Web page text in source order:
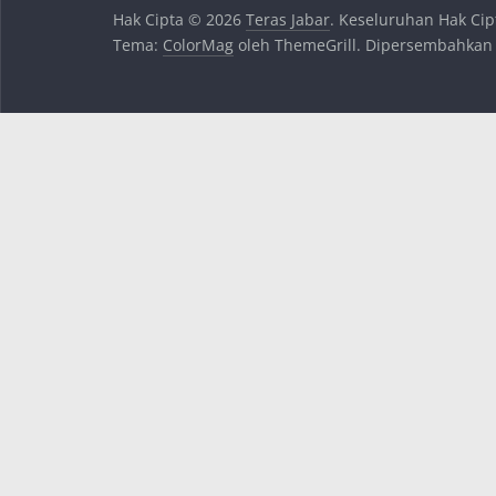
Hak Cipta © 2026 Teras Jabar. Keseluruhan Hak
Tema: ColorMag oleh ThemeGrill. Dipersembahkan